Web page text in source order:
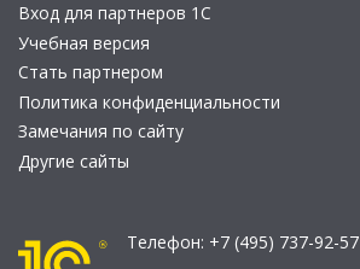
Вход для партнеров 1С
Учебная версия
Стать партнером
Политика конфиденциальности
Замечания по сайту
Другие сайты
Телефон: +7 (495) 737-92-57